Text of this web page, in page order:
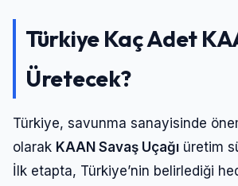
Türkiye Kaç Adet
Üretecek?
Türkiye, savunma sanayisinde
olarak KAAN Savaş Uçağı üretim
İlk etapta, Türkiye’nin belirlediği